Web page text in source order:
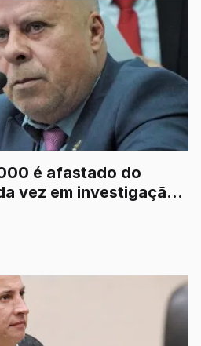
é afastado do
vez em investigação